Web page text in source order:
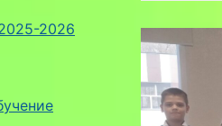
2026